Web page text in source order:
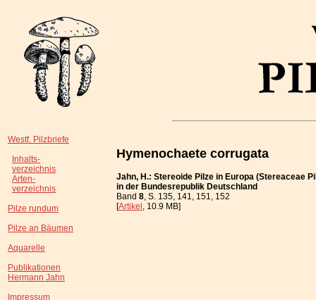
Westf. Pilzbriefe
Inhalts-
verzeichnis
Arten-
verzeichnis
Pilze rundum
Pilze an Bäumen
Aquarelle
Publikationen
Hermann Jahn
Impressum
Hymenochaete corrugata
Jahn, H.: Stereoide Pilze in Europa (Stereaceae
in der Bundesrepublik Deutschland
Band 8, S. 135, 141, 151, 152
[Artikel, 10.9 MB]